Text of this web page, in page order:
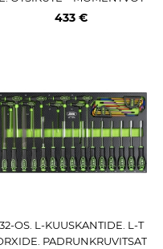
ME KOMPLEKT JBM
433 €
32-OS. L-KUUSKANTIDE. L-T
PADRUNKRUVITSAT